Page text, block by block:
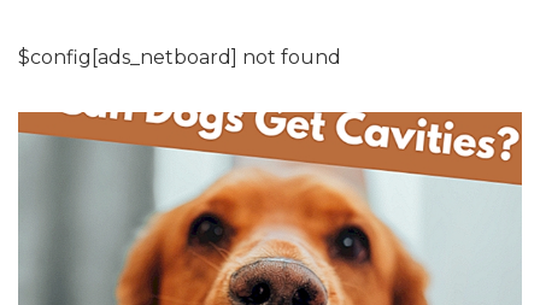
$config[ads_netboard] not found